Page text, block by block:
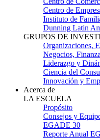
Centro de
Instituto de
Dunning Latin
GRUPOS DE
Organizaciones,
Negocios,
Liderazgo y
Ciencia del
Innovación y
Acerca de
LA ESCUELA
Propósito
Consejos y
EGADE 30
Reporte Anual